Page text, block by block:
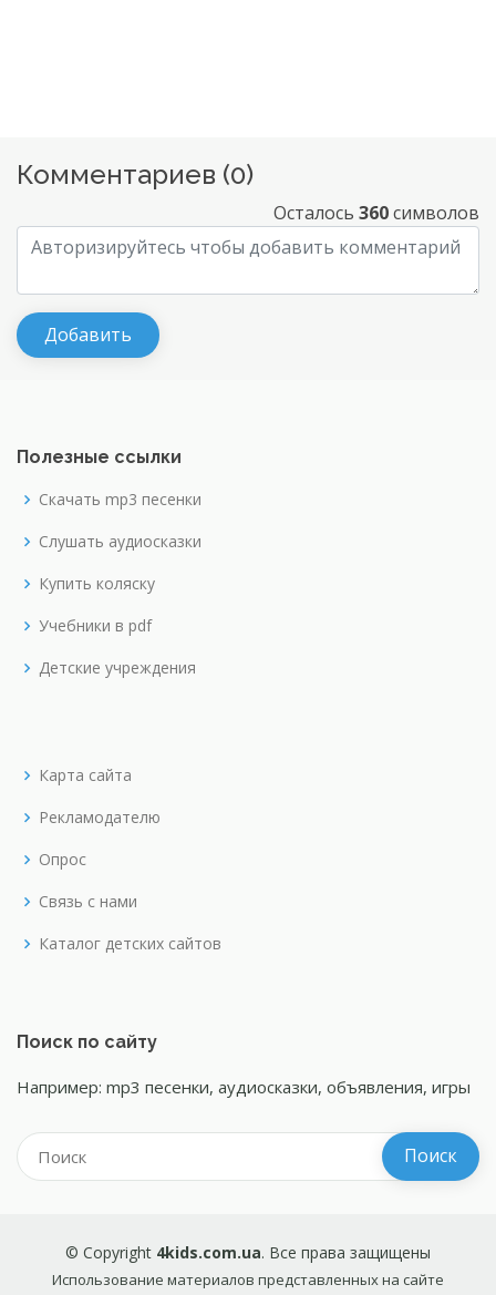
Комментариев (0)
Осталось 360символов
Полезные ссылки
Скачать mp3 песенки
Слушать аудиосказки
Купить коляску
Учебники в pdf
Детские учреждения
Карта сайта
Рекламодателю
Опрос
Связь с нами
Каталог детских сайтов
Поиск по сайту
Например: mp3 песенки, аудиосказки, объявления, игры
© Copyright 4kids.com.ua. Все права защищены
Использование материалов представленных на сайте